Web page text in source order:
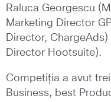
Raluca Georgescu
Marketing Director
Director,
Director Hootsuite).
Competiția a avut
Business, best